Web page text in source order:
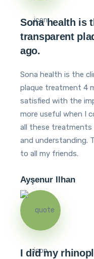
Sona health is
transparent
ago.
Sona health is the
plaque treatment 4
satisfied with the
more useful when I
all these treatments
and understanding.
to all my friends.
Ayşenur Ilhan
I did my